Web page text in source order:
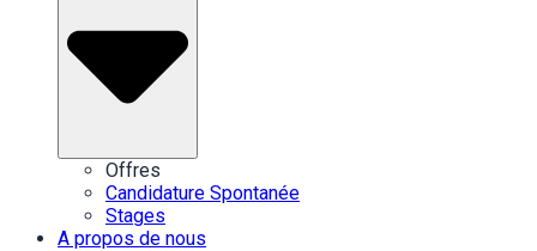
Offres
Candidature Spontanée
Stages
A propos de nous